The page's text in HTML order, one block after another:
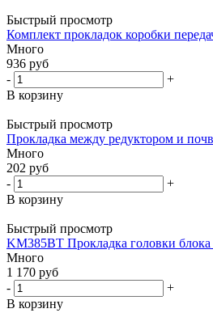
Быстрый просмотр
Комплект прокладок коробки
Много
936 руб
-
+
В корзину
Быстрый просмотр
Прокладка между редуктором и
Много
202 руб
-
+
В корзину
Быстрый просмотр
KM385BT Прокладка головки
Много
1 170 руб
-
+
В корзину